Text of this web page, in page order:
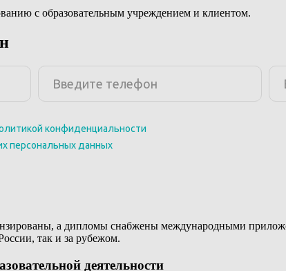
с образовательным учреждением и клиентом.
а дипломы снабжены международными
так и за рубежом.
деятельности